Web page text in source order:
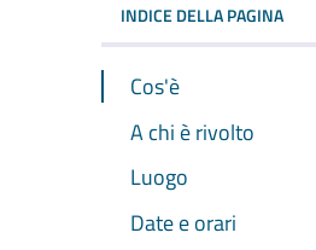
INDICE DELLA PAGINA
Cos'è
A chi è rivolto
Luogo
Date e orari